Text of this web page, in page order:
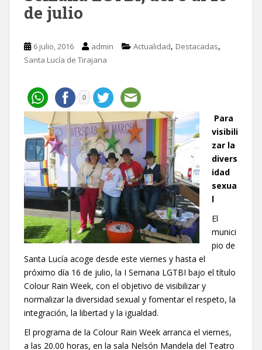
de julio
6 julio, 2016 admin Actualidad, Destacadas,
Santa Lucía de Tirajana
0
Para
visibili
zar la
divers
idad
sexua
l
El
munici
pio de
Santa Lucía acoge desde este viernes y hasta el
próximo día 16 de julio, la I Semana LGTBI bajo el título
Colour Rain Week, con el objetivo de visibilizar y
normalizar la diversidad sexual y fomentar el respeto, la
integración, la libertad y la igualdad.
El programa de la Colour Rain Week arranca el viernes,
a las 20.00 horas, en la sala Nelsón Mandela del Teatro